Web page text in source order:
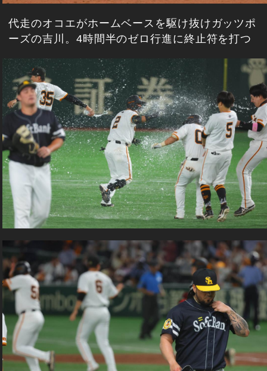
代走のオコエがホームベースを駆け抜けガッツポ
ーズの吉川。4時間半のゼロ行進に終止符を打つ